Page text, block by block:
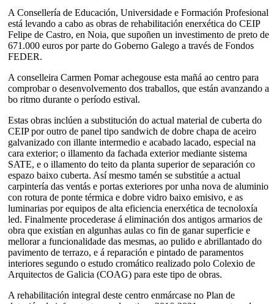
A Consellería de Educación, Universidade e Formación Profesional
está levando a cabo as obras de rehabilitación enerxética do CEIP
Felipe de Castro, en Noia, que supoñen un investimento de preto de
671.000 euros por parte do Goberno Galego a través de Fondos
FEDER.
A conselleira Carmen Pomar achegouse esta mañá ao centro para
comprobar o desenvolvemento dos traballos, que están avanzando a
bo ritmo durante o período estival.
Estas obras inclúen a substitución do actual material de cuberta do
CEIP por outro de panel tipo sandwich de dobre chapa de aceiro
galvanizado con illante intermedio e acabado lacado, especial na
cara exterior; o illamento da fachada exterior mediante sistema
SATE, e o illamento do teito da planta superior de separación co
espazo baixo cuberta. Así mesmo tamén se substitúe a actual
carpintería das ventás e portas exteriores por unha nova de aluminio
con rotura de ponte térmica e dobre vidro baixo emisivo, e as
luminarias por equipos de alta eficiencia enerxética de tecnoloxía
led. Finalmente procederase á eliminación dos antigos armarios de
obra que existían en algunhas aulas co fin de ganar superficie e
mellorar a funcionalidade das mesmas, ao pulido e abrillantado do
pavimento de terrazo, e á reparación e pintado de paramentos
interiores segundo o estudo cromático realizado polo Colexio de
Arquitectos de Galicia (COAG) para este tipo de obras.
A rehabilitación integral deste centro enmárcase no Plan de